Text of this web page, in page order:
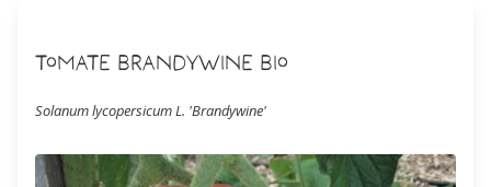
Tomate Brandywine Bio
Solanum lycopersicum L. 'Brandywine'